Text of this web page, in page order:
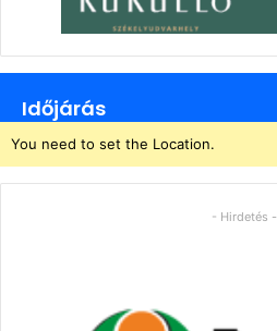
Időjárás
You need to set the Location.
- Hirdetés -